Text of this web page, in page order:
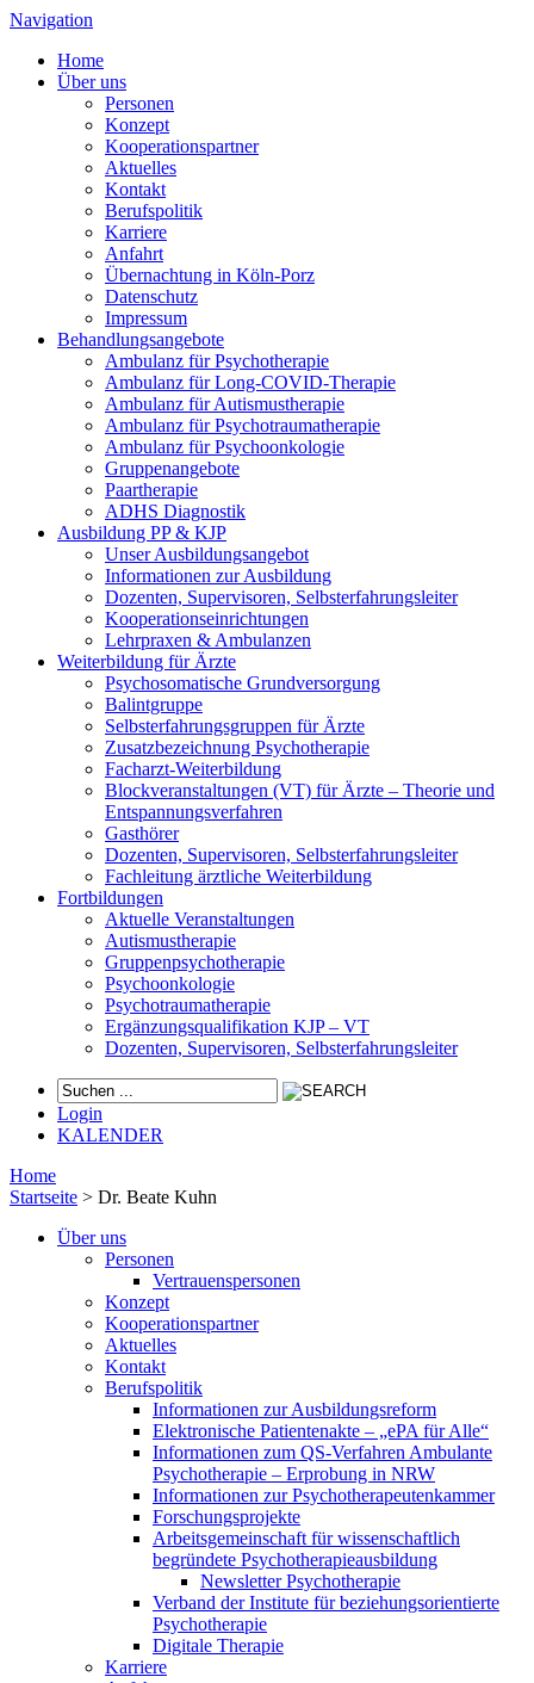
Navigation
Home
Über uns
Personen
Konzept
Kooperationspartner
Aktuelles
Kontakt
Berufspolitik
Karriere
Anfahrt
Übernachtung in Köln-Porz
Datenschutz
Impressum
Behandlungsangebote
Ambulanz für Psychotherapie
Ambulanz für Long-COVID-Therapie
Ambulanz für Autismustherapie
Ambulanz für Psychotraumatherapie
Ambulanz für Psychoonkologie
Gruppenangebote
Paartherapie
ADHS Diagnostik
Ausbildung PP & KJP
Unser Ausbildungsangebot
Informationen zur Ausbildung
Dozenten, Supervisoren, Selbsterfahrungsleiter
Kooperationseinrichtungen
Lehrpraxen & Ambulanzen
Weiterbildung für Ärzte
Psychosomatische Grundversorgung
Balintgruppe
Selbsterfahrungsgruppen für Ärzte
Zusatzbezeichnung Psychotherapie
Facharzt-Weiterbildung
Blockveranstaltungen (VT) für Ärzte – Theorie und
Entspannungsverfahren
Gasthörer
Dozenten, Supervisoren, Selbsterfahrungsleiter
Fachleitung ärztliche Weiterbildung
Fortbildungen
Aktuelle Veranstaltungen
Autismustherapie
Gruppenpsychotherapie
Psychoonkologie
Psychotraumatherapie
Ergänzungsqualifikation KJP – VT
Dozenten, Supervisoren, Selbsterfahrungsleiter
Login
KALENDER
Home
Startseite > Dr. Beate Kuhn
Über uns
Personen
Vertrauenspersonen
Konzept
Kooperationspartner
Aktuelles
Kontakt
Berufspolitik
Informationen zur Ausbildungsreform
Elektronische Patientenakte – „ePA für Alle“
Informationen zum QS-Verfahren Ambulante
Psychotherapie – Erprobung in NRW
Informationen zur Psychotherapeutenkammer
Forschungsprojekte
Arbeitsgemeinschaft für wissenschaftlich
begründete Psychotherapieausbildung
Newsletter Psychotherapie
Verband der Institute für beziehungsorientierte
Psychotherapie
Digitale Therapie
Karriere